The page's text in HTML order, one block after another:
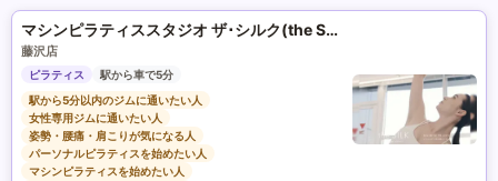
マシンピラティススタジオ ザ･シルク(the SILK)
藤沢店
ピラティス
駅から車で5分
駅から5分以内のジムに通いたい人
女性専用ジムに通いたい人
姿勢・腰痛・肩こりが気になる人
パーソナルピラティスを始めたい人
マシンピラティスを始めたい人